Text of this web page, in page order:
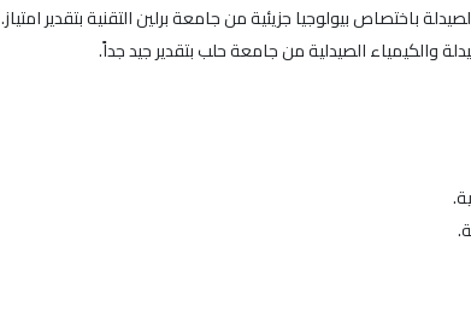
باختصاص بيولوجيا جزيئية من جامعة برلين التقنية بتقدير امتياز.
والكيمياء الصيدلية من جامعة حلب بتقدير جيد جداً.